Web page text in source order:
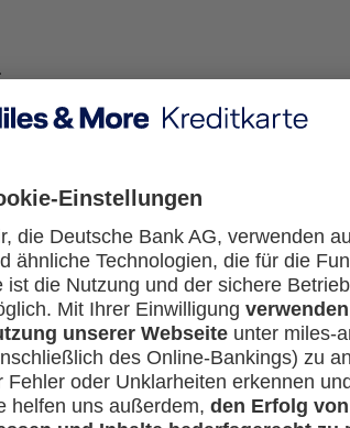
der Miles & More Kreditkarten
bei Beantragung einer Miles &